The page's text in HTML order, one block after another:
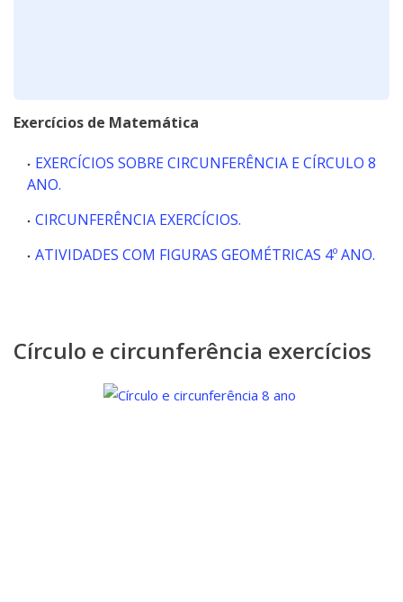
Exercícios de Matemática
EXERCÍCIOS SOBRE CIRCUNFERÊNCIA E CÍRCULO 8
ANO.
CIRCUNFERÊNCIA EXERCÍCIOS.
ATIVIDADES COM FIGURAS GEOMÉTRICAS 4º ANO.
Círculo e circunferência exercícios